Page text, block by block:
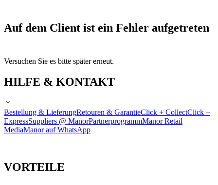
Auf dem Client ist ein Fehler aufgetreten
Versuchen Sie es bitte später erneut.
HILFE & KONTAKT
Bestellung & LieferungRetouren & GarantieClick + CollectClick +
ExpressSuppliers @ ManorPartnerprogrammManor Retail
MediaManor auf WhatsApp
VORTEILE